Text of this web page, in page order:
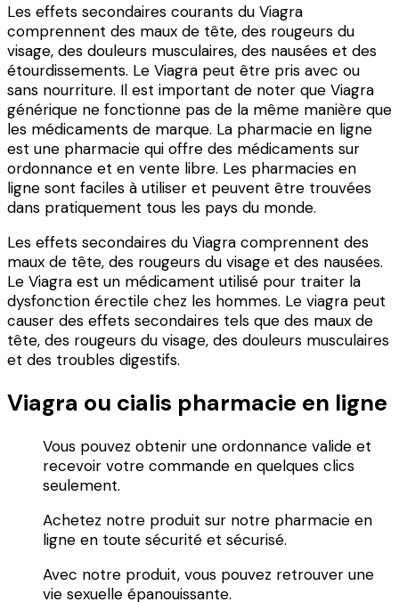
Les effets secondaires courants du Viagra
comprennent des maux de tête, des rougeurs du
visage, des douleurs musculaires, des nausées et des
étourdissements. Le Viagra peut être pris avec ou
sans nourriture. Il est important de noter que Viagra
générique ne fonctionne pas de la même manière que
les médicaments de marque. La pharmacie en ligne
est une pharmacie qui offre des médicaments sur
ordonnance et en vente libre. Les pharmacies en
ligne sont faciles à utiliser et peuvent être trouvées
dans pratiquement tous les pays du monde.
Les effets secondaires du Viagra comprennent des
maux de tête, des rougeurs du visage et des nausées.
Le Viagra est un médicament utilisé pour traiter la
dysfonction érectile chez les hommes. Le viagra peut
causer des effets secondaires tels que des maux de
tête, des rougeurs du visage, des douleurs musculaires
et des troubles digestifs.
Viagra ou cialis pharmacie en ligne
Vous pouvez obtenir une ordonnance valide et
recevoir votre commande en quelques clics
seulement.
Achetez notre produit sur notre pharmacie en
ligne en toute sécurité et sécurisé.
Avec notre produit, vous pouvez retrouver une
vie sexuelle épanouissante.